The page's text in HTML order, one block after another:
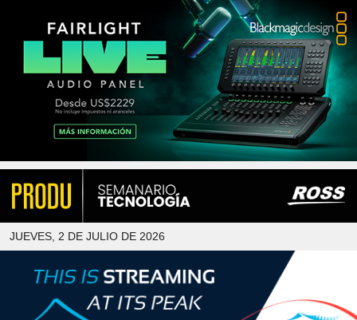
JUEVES, 2 DE JULIO DE 2026